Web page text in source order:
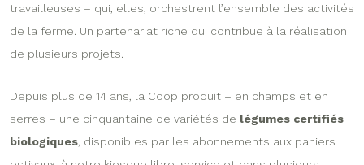
travailleuses – qui, elles, orchestrent l’ensemble des activités
de la ferme. Un partenariat riche qui contribue à la réalisation
de plusieurs projets.
Depuis plus de 14 ans, la Coop produit – en champs et en
serres – une cinquantaine de variétés de légumes certifiés
biologiques , disponibles par les abonnements aux paniers